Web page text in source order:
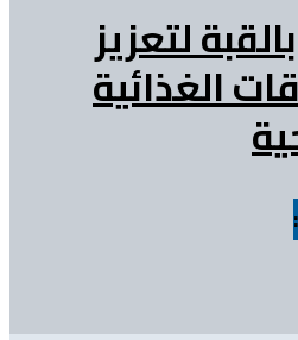
لتعزيز
الغذائية